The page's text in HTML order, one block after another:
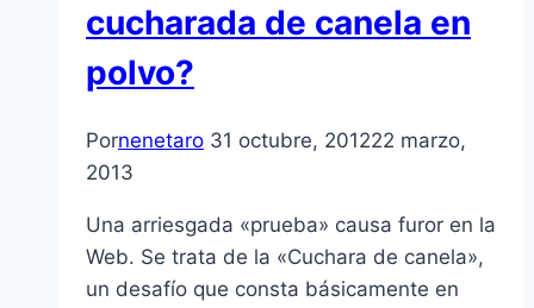
cucharada de canela en
polvo?
Pornenetaro 31 octubre, 201222 marzo,
2013
Una arriesgada «prueba» causa furor en la
Web. Se trata de la «Cuchara de canela»,
un desafí­o que consta básicamente en